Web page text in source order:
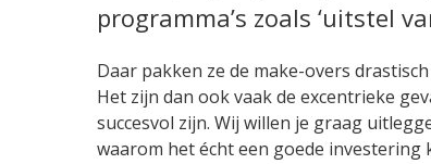
programma’s zoals ‘uitstel
Daar pakken ze de make-overs
Het zijn dan ook vaak de excentrieke
succesvol zijn. Wij willen je graag
waarom het écht een goede investering